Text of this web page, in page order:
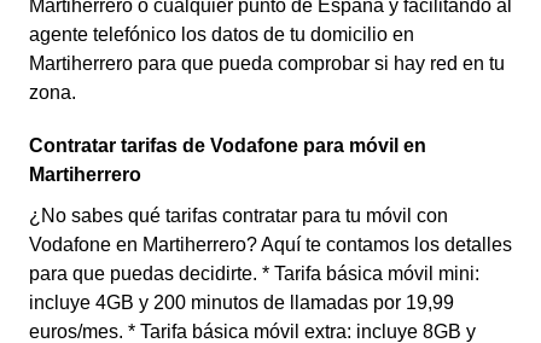
Martiherrero o cualquier punto de España y facilitando al
agente telefónico los datos de tu domicilio en
Martiherrero para que pueda comprobar si hay red en tu
zona.
Contratar tarifas de Vodafone para móvil en
Martiherrero
¿No sabes qué tarifas contratar para tu móvil con
Vodafone en Martiherrero? Aquí te contamos los detalles
para que puedas decidirte. * Tarifa básica móvil mini:
incluye 4GB y 200 minutos de llamadas por 19,99
euros/mes. * Tarifa básica móvil extra: incluye 8GB y